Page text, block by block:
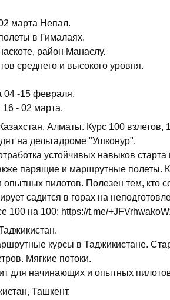
марта Непал.
в Гималаях.
район Манаслу.
среднего и высокого уровня.
04 -15 февраля.
16 - 02 марта.
Алматы. Курс 100 взлетов,
на дельтадроме "Ушконур".
устойчивых навыков
парящие и маршрутные полеты.
пилотов. Полезен тем, кто
садится в горах на
100 на 100: https://t.me/
курсы в Таджикистане.
Мягкие потоки.
для начинающих и опытных
Ташкент.